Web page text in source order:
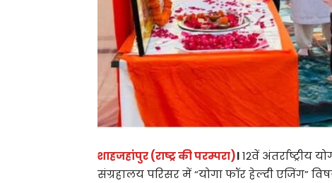
शाहजहांपुर (राष्ट्र की परम्परा)।12वें अंतर्राष्ट्रीय
संग्रहालय परिसर में “योगा फॉर हेल्दी एजिंग”